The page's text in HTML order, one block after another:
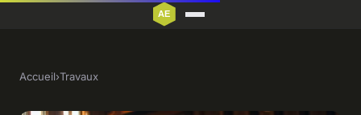
Accueil›Travaux